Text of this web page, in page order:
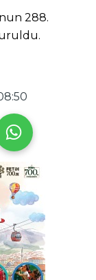
288.